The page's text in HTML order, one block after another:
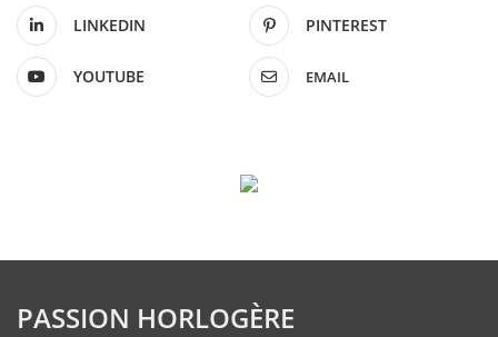
LINKEDIN PINTEREST
YOUTUBE EMAIL
PASSION HORLOGÈRE